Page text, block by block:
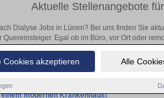
Cookies akzeptieren Alle
Aktuelle Stellenangebote
Dialyse Jobs in Lünen? Bei uns finden Sie
Quereinsteiger. Egal ob im Büro, vor Ort oder
auf
Examinierte:r Gesundheits- und
einem modernen Krankenhaus!